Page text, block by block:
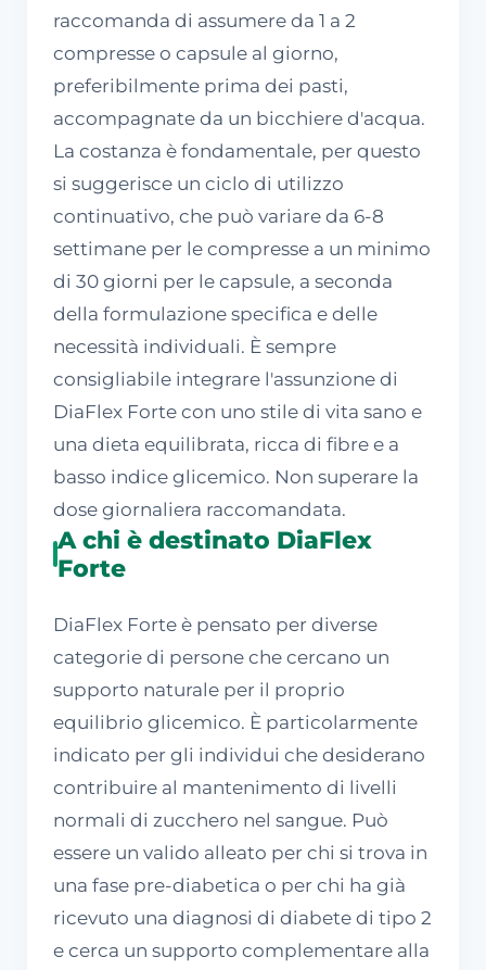
raccomanda di assumere da 1 a 2
compresse o capsule al giorno,
preferibilmente prima dei pasti,
accompagnate da un bicchiere d'acqua.
La costanza è fondamentale, per questo
si suggerisce un ciclo di utilizzo
continuativo, che può variare da 6-8
settimane per le compresse a un minimo
di 30 giorni per le capsule, a seconda
della formulazione specifica e delle
necessità individuali. È sempre
consigliabile integrare l'assunzione di
DiaFlex Forte con uno stile di vita sano e
una dieta equilibrata, ricca di fibre e a
basso indice glicemico. Non superare la
dose giornaliera raccomandata.
A chi è destinato DiaFlex
Forte
DiaFlex Forte è pensato per diverse
categorie di persone che cercano un
supporto naturale per il proprio
equilibrio glicemico. È particolarmente
indicato per gli individui che desiderano
contribuire al mantenimento di livelli
normali di zucchero nel sangue. Può
essere un valido alleato per chi si trova in
una fase pre-diabetica o per chi ha già
ricevuto una diagnosi di diabete di tipo 2
e cerca un supporto complementare alla